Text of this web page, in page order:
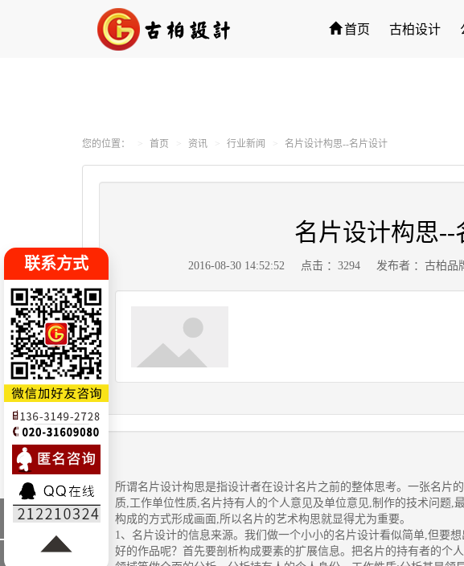
首页 古柏设计
您的位置： 首页 资讯 行业新闻 名片设计构思--名片设计
名片设计构思--
2016-08-30 14:52:52 点击 ：3294 发布者 ：古柏品
所谓名片设计构思是指设计者在设计名片之前的整体思考。一张名片
质,工作单位性质,名片持有人的个人意见及单位意见,制作的技术问题,
构成的方式形成画面,所以名片的艺术构思就显得尤为重要。
1、名片设计的信息来源。我们做一个小小的名片设计看似简单,但要
好的作品呢？首先要剖析构成要素的扩展信息。把名片的持有者的个
联系方式
最新
资讯